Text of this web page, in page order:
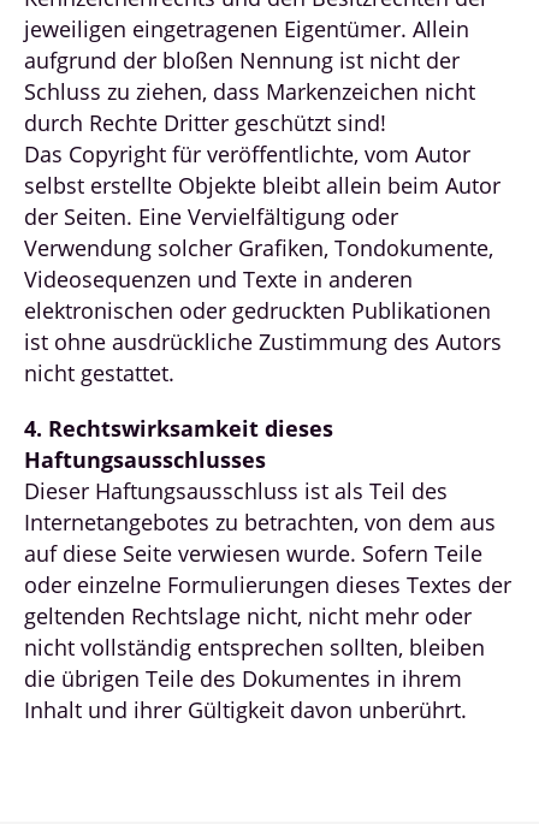
jeweiligen eingetragenen Eigentümer. Allein
aufgrund der bloßen Nennung ist nicht der
Schluss zu ziehen, dass Markenzeichen nicht
durch Rechte Dritter geschützt sind!
Das Copyright für veröffentlichte, vom Autor
selbst erstellte Objekte bleibt allein beim Autor
der Seiten. Eine Vervielfältigung oder
Verwendung solcher Grafiken, Tondokumente,
Videosequenzen und Texte in anderen
elektronischen oder gedruckten Publikationen
ist ohne ausdrückliche Zustimmung des Autors
nicht gestattet.
4. Rechtswirksamkeit dieses
Haftungsausschlusses
Dieser Haftungsausschluss ist als Teil des
Internetangebotes zu betrachten, von dem aus
auf diese Seite verwiesen wurde. Sofern Teile
oder einzelne Formulierungen dieses Textes der
geltenden Rechtslage nicht, nicht mehr oder
nicht vollständig entsprechen sollten, bleiben
die übrigen Teile des Dokumentes in ihrem
Inhalt und ihrer Gültigkeit davon unberührt.